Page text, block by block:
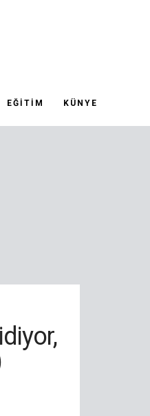
EĞITIM KÜNYE